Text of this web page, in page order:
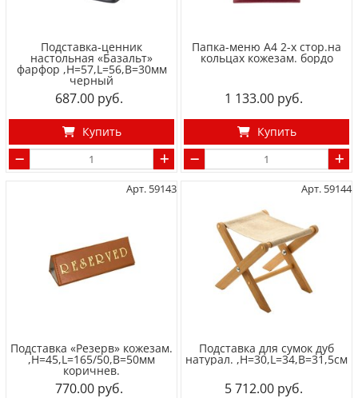
Подставка-ценник
настольная «Базальт»
фарфор ,H=57,L=56,B=30мм
черный
687.00
Купить
Папка-меню А4 2-х стор.на
кольцах кожезам. бордо
1 133.00
Купить
Арт. 59143
Подставка «Резерв» кожезам.
,H=45,L=165/50,B=50мм
коричнев.
770.00
Арт. 59144
Подставка для сумок дуб
натурал. ,H=30,L=34,B=31,5см
5 712.00